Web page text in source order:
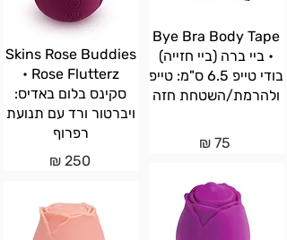
Bye Bra Body Tape
• ביי ברה (ביי חזייה)
בודי טייפ 6.5 ס"מ: טייפ
ולהרמת/השטחת חזה
75 ₪
Skins Rose Buddies
Rose Flutterz •
סקינס בלום באדיס:
ויברטור ורד עם תנועת
רפרוף
250 ₪